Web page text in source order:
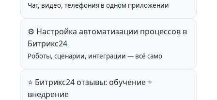
Чат, видео, телефония в одном приложении
⚙️ Настройка автоматизации процессов в
Битрикс24
Роботы, сценарии, интеграции — всё само
⭐ Битрикс24 отзывы: обучение +
внедрение